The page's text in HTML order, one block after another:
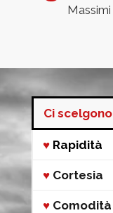
Ci
♥ Rapidità
♥ Cortesia
♥ Comodità